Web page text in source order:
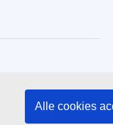
Alle cookies